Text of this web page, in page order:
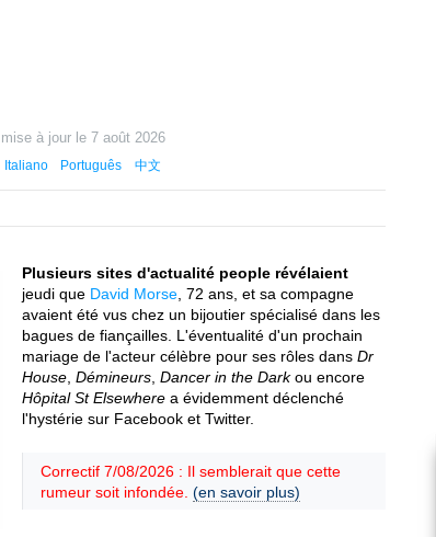
mise à jour le 7 août 2026
Italiano Português 中文
Plusieurs sites d'actualité people révélaient
jeudi que David Morse , 72 ans, et sa compagne
avaient été vus chez un bijoutier spécialisé dans les
bagues de fiançailles. L'éventualité d'un prochain
mariage de l'acteur célèbre pour ses rôles dans Dr
House Démineurs Dancer in the Darkou encore
Hôpital St Elsewhere a évidemment déclenché
l'hystérie sur Facebook et Twitter.
Correctif 7/08/2026 : Il semblerait que cette
rumeur soit infondée. (en savoir plus)